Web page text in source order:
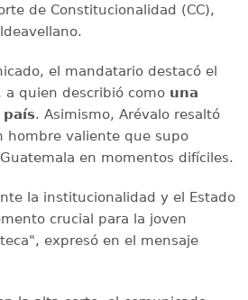
de Constitucionalidad (CC),
el mandatario destacó el
a quien describió comouna
país. Asimismo, Arévalo resaltó
hombre valiente que supo
en momentos difíciles.
la institucionalidad y el Estado
crucial para la joven
expresó en el mensaje